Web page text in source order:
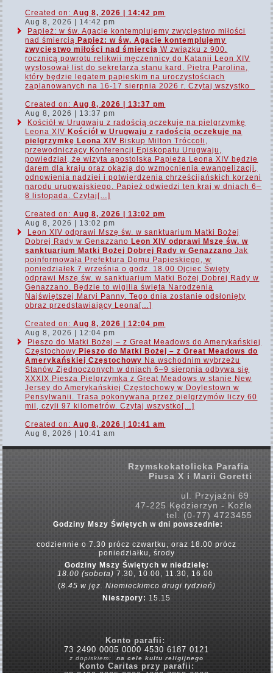
Created on:Aug 8, 2026 | 14:42 pm
Aug 8, 2026 | 14:42 pm
Papież: w św. Agacie kontemplujemy zwycięstwo miłości
nad śmiercią Papież: w św. Agacie kontemplujemy
zwycięstwo miłości nad śmiercią W związku z 900.
rocznicą powrotu relikwii męczennicy do Katanii Leon XIV
wystosował list do sekretarza stanu kard. Pietra Parolina,
który będzie legatem papieskim na uroczystościach
zaplanowanych na 16-17 sierpnia 2026 r. Czytaj wszystko
Created on:Aug 8, 2026 | 13:37 pm
Aug 8, 2026 | 13:37 pm
Kościół w Urugwaju z radością oczekuje na pielgrzymkę
Leona XIV Kościół w Urugwaju z radością oczekuje na
pielgrzymkę Leona XIV Biskup Milton Tróccoli,
przewodniczący Konferencji Episkopatu Urugwaju,
powiedział, że wizyta apostolska Papieża Leona XIV będzie
darem dla kraju oraz okazją do wzmocnienia ewangelizacji,
odnowienia nadziei i potwierdzenia chrześcijańskich korzeni
narodu urugwajskiego. Papież odwiedzi ten kraj w dniach 6–
8 listopada. Czytaj[…]
Created on:Aug 8, 2026 | 13:02 pm
Aug 8, 2026 | 13:02 pm
Leon XIV odprawi Mszę św. w sanktuarium Matki Bożej
Dobrej Rady w Genazzano Leon XIV odprawi Mszę św. w
sanktuarium Matki Bożej Dobrej Rady w Genazzano Jak
poinformowała Prefektura Domu Papieskiego, w
poniedziałek 7 września o godz. 18.00 Ojciec Święty
odprawi Mszę św. w sanktuarium Matki Bożej Dobrej Rady w
Genazzano. Będzie to wigilia święta Narodzenia
Najświętszej Maryi Panny. Tego dnia zostanie odsłonięty
obraz przedstawiający Leona[…]
Created on:Aug 8, 2026 | 12:04 pm
Aug 8, 2026 | 12:04 pm
Pieszo do Matki Bożej – z Great Meadows do Amerykańskiej
Częstochowy Pieszo do Matki Bożej – z Great Meadows do
Amerykańskiej Częstochowy Na wschodnim wybrzeżu
Stanów Zjednoczonych w dniach 6–9 sierpnia odbywa się
XXXIX Piesza Pielgrzymka z Great Meadows w stanie New
Jersey do Amerykańskiej Częstochowy w Doylestown w
Pensylwanii. Trasa pokonywana przez pielgrzymów liczy 60
mil, czyli 97 kilometrów. Czytaj wszystko[…]
Created on:Aug 8, 2026 | 10:41 am
Aug 8, 2026 | 10:41 am
Rzymskokatolicka Parafia
Piusa X i Marii Goretti
ul. Przyjaźni 69
47-225 Kędzierzyn - Koźle
tel. (0-77) 4723455
Godziny Mszy Świętych w dni powszednie:
codziennie o 7.30 prócz czwartku, oraz 18.00 prócz
poniedziałku, środy
Godziny Mszy Świętych w niedzielę:
18.00 (sobota) 7.30, 10.00, 11.30, 16.00
(8.45 w jęz. Niemieckimco drugi tydzień)
Nieszpory: 15.15
Konto parafii:
73 2490 0005 0000 4530 6187 0121
z dopiskiem: na cele kultu religijnego
Konto Caritas przy parafii: